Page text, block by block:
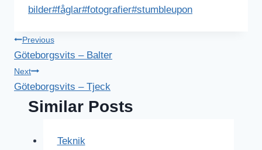
Tags:
bilder#fåglar#fotografier#stumbleupon
Inläggsnavigering
Previous
Göteborgsvits – Balter
Next
Göteborgsvits – Tjeck
Similar Posts
Teknik